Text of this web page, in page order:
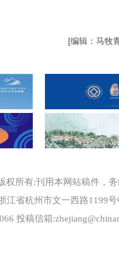
[编辑：马牧
权所有:刊用本网站稿件，
江省杭州市文一西路1199
投稿信箱